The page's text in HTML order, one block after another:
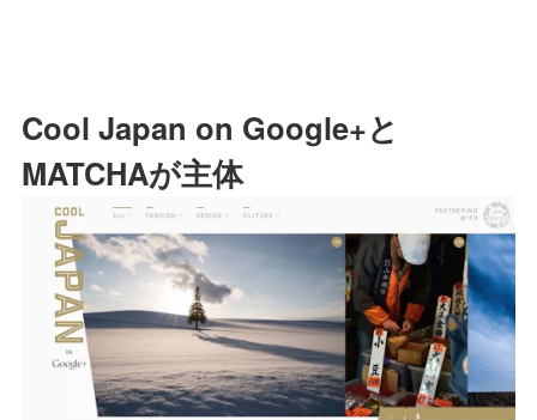
Cool Japan on Google+と
MATCHAが主体